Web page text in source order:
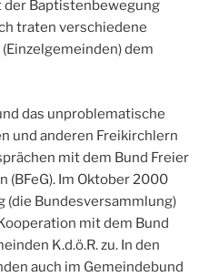
der Baptistenbewegung
traten verschiedene
dem
das unproblematische
und anderen Freikirchlern
mit dem Bund Freier
(BFeG). Im Oktober 2000
Bundesversammlung)
mit dem Bund
K.d.ö.R. zu. In den
auch im Gemeindebund